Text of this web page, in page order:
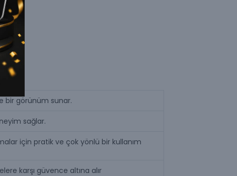
bir görünüm sunar.
sağlar.
için pratik ve çok yönlü bir kullanım
karşı güvence altına alır